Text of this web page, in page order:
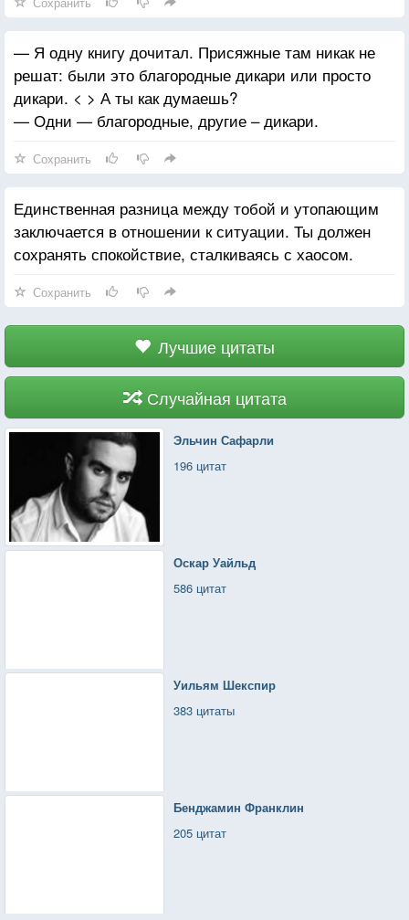
— Я одну книгу дочитал. Присяжные там никак не
решат: были это благородные дикари или просто
дикари. < > А ты как думаешь?
— Одни — благородные, другие – дикари.
Сохранить
Единственная разница между тобой и утопающим
заключается в отношении к ситуации. Ты должен
сохранять спокойствие, сталкиваясь с хаосом.
Сохранить
Лучшие цитаты
Случайная цитата
Эльчин Сафарли
196 цитат
Оскар Уайльд
586 цитат
Уильям Шекспир
383 цитаты
Бенджамин Франклин
205 цитат